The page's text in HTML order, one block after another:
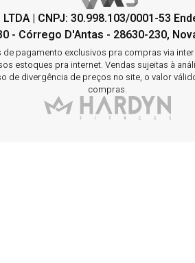
LTDA | CNPJ: 30.998.103/0001-53
- Córrego D'Antas - 28630-230,
pagamento exclusivos pra compras via
estoques pra internet. Vendas sujeitas à
de divergência de preços no site, o valor
compras.